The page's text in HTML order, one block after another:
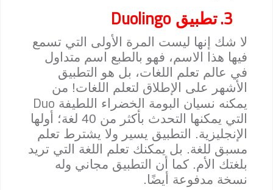
3. تطبيقDuolingo
لا شك إنها ليست المرة الأولى التي تسمع
فيها هذا الاسم، فهو بالطبع اسم متداول
في عالم تعلم اللغات، بل هو التطبيق
الأشهر على الإطلاق لتعلم اللغات! من
يمكنه نسيان البومة الخضراء اللطيفة Duo
التي يمكنها التحدث بأكثر من 40 لغة؛ أولها
الإنجليزية. التطبيق يسير ولا يشترط تعلم
مسبق للغة. بل يمكنك تعلم اللغة التي تريد
بلغتك الأم. كما أن التطبيق مجاني وله
نسخة مدفوعة أيضًا.